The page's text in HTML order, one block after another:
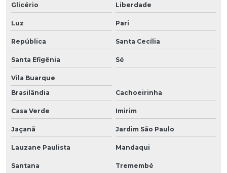
Glicério Liberdade
Luz Pari
República Santa Cecília
Santa Efigênia Sé
Vila Buarque
Brasilândia
Cachoeirinha
Casa Verde Imirim
Jaçanã Jardim São Paulo
Lauzane Paulista Mandaqui
Santana Tremembé